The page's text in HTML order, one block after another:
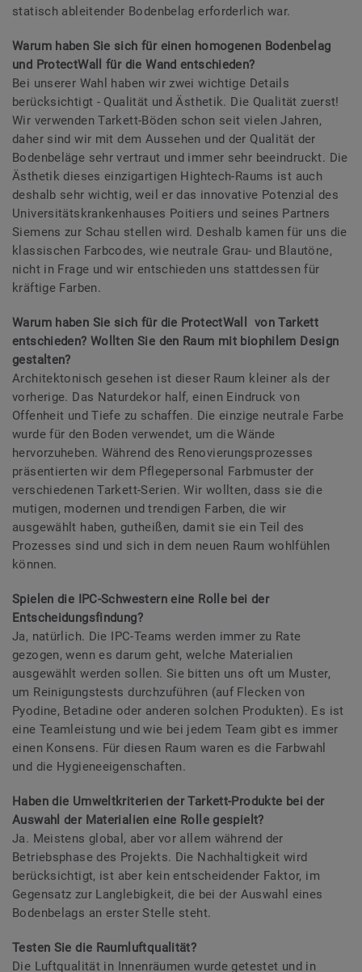
statisch ableitender Bodenbelag erforderlich war.
Warum haben Sie sich für einen homogenen Bodenbelag
und ProtectWall für die Wand entschieden?
Bei unserer Wahl haben wir zwei wichtige Details
berücksichtigt - Qualität und Ästhetik. Die Qualität zuerst!
Wir verwenden Tarkett-Böden schon seit vielen Jahren,
daher sind wir mit dem Aussehen und der Qualität der
Bodenbeläge sehr vertraut und immer sehr beeindruckt. Die
Ästhetik dieses einzigartigen Hightech-Raums ist auch
deshalb sehr wichtig, weil er das innovative Potenzial des
Universitätskrankenhauses Poitiers und seines Partners
Siemens zur Schau stellen wird. Deshalb kamen für uns die
klassischen Farbcodes, wie neutrale Grau- und Blautöne,
nicht in Frage und wir entschieden uns stattdessen für
kräftige Farben.
Warum haben Sie sich für die ProtectWall von Tarkett
entschieden? Wollten Sie den Raum mit biophilem Design
gestalten?
Architektonisch gesehen ist dieser Raum kleiner als der
vorherige. Das Naturdekor half, einen Eindruck von
Offenheit und Tiefe zu schaffen. Die einzige neutrale Farbe
wurde für den Boden verwendet, um die Wände
hervorzuheben. Während des Renovierungsprozesses
präsentierten wir dem Pflegepersonal Farbmuster der
verschiedenen Tarkett-Serien. Wir wollten, dass sie die
mutigen, modernen und trendigen Farben, die wir
ausgewählt haben, gutheißen, damit sie ein Teil des
Prozesses sind und sich in dem neuen Raum wohlfühlen
können.
Spielen die IPC-Schwestern eine Rolle bei der
Entscheidungsfindung?
Ja, natürlich. Die IPC-Teams werden immer zu Rate
gezogen, wenn es darum geht, welche Materialien
ausgewählt werden sollen. Sie bitten uns oft um Muster,
um Reinigungstests durchzuführen (auf Flecken von
Pyodine, Betadine oder anderen solchen Produkten). Es ist
eine Teamleistung und wie bei jedem Team gibt es immer
einen Konsens. Für diesen Raum waren es die Farbwahl
und die Hygieneeigenschaften.
Haben die Umweltkriterien der Tarkett-Produkte bei der
Auswahl der Materialien eine Rolle gespielt?
Ja. Meistens global, aber vor allem während der
Betriebsphase des Projekts. Die Nachhaltigkeit wird
berücksichtigt, ist aber kein entscheidender Faktor, im
Gegensatz zur Langlebigkeit, die bei der Auswahl eines
Bodenbelags an erster Stelle steht.
Testen Sie die Raumluftqualität?
Die Luftqualität in Innenräumen wurde getestet und in